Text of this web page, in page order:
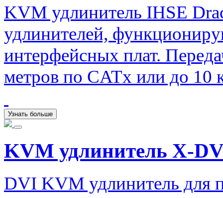
KVM удлинитель IHSE
удлинителей,
интерфейсных плат.
метров по CATx или до 10
Узнать больше
KVM удлинитель X-
DVI KVM удлинитель для